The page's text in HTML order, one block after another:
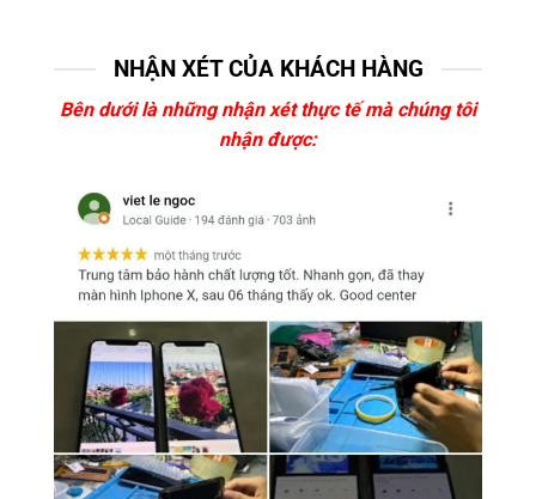
NHẬN XÉT CỦA KHÁCH HÀNG
Bên dưới là những nhận xét thực tế mà chúng tôi
nhận được: